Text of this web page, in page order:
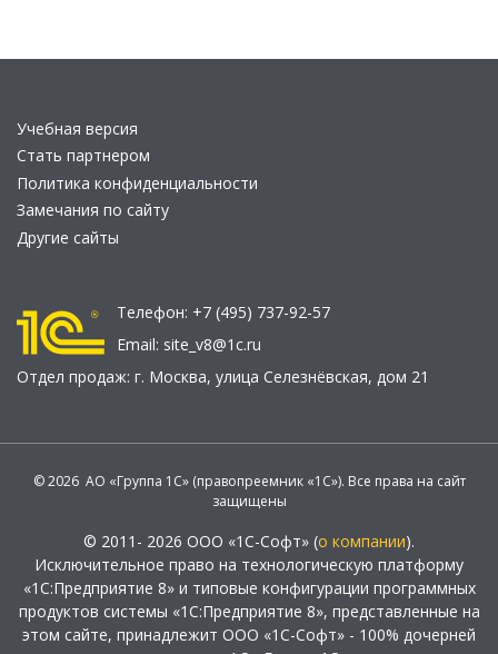
Учебная версия
Стать партнером
Политика конфиденциальности
Замечания по сайту
Другие сайты
Телефон: +7 (495) 737-92-57
Email: site_v8@1c.ru
Отдел продаж: г. Москва, улица Селезнёвская, дом 21
© 2026 АО «Группа 1С» (правопреемник «1С»). Все права на сайт
защищены
© 2011- 2026 ООО «1С-Софт» (о компании).
Исключительное право на технологическую платформу
«1С:Предприятие 8» и типовые конфигурации программных
продуктов системы «1С:Предприятие 8», представленные на
этом сайте, принадлежит ООО «1С-Софт» - 100% дочерней